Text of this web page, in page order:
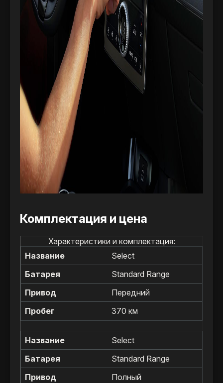
Комплектация и цена
Характеристики и комплектация:
Select
Standard Range
Передний
370 км
Select
Standard Range
Полный